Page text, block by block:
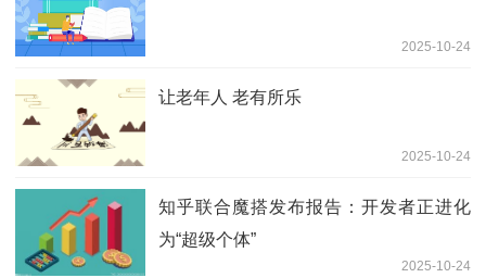
2025-10-24
让老年人 老有所乐
2025-10-24
知乎联合魔搭发布报告：开发者正进化
为“超级个体”
2025-10-24